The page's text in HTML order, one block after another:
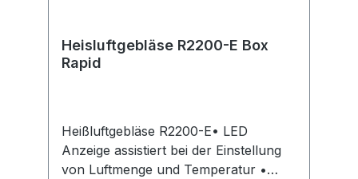
Heisluftgebläse R2200-E Box
Rapid
Heißluftgebläse R2200-E• LED
Anzeige assistiert bei der Einstellung
von Luftmenge und Temperatur •